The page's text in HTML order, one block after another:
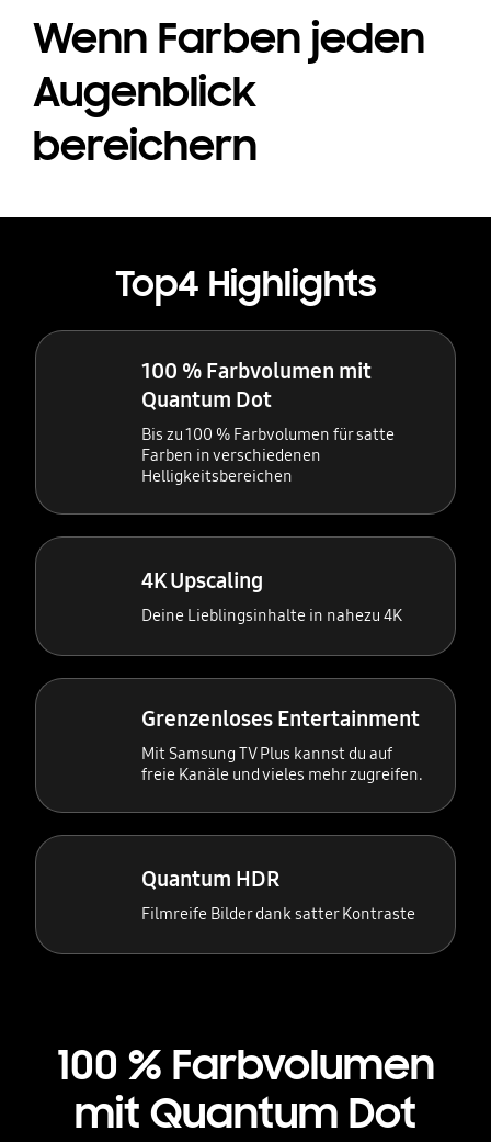
Wenn Farben jeden
Augenblick
bereichern
Top4 Highlights
100 % Farbvolumen mit
Quantum Dot
Bis zu 100 % Farbvolumen für satte
Farben in verschiedenen
Helligkeitsbereichen
4K Upscaling
Deine Lieblingsinhalte in nahezu 4K
Grenzenloses Entertainment
Mit Samsung TV Plus kannst du auf
freie Kanäle und vieles mehr zugreifen.
Quantum HDR
Filmreife Bilder dank satter Kontraste
100 % Farbvolumen
mit Quantum Dot